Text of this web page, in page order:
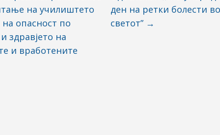
на училиштето
на опасност по
здравјето на
и вработените
ден на ретки болести во
светот” →